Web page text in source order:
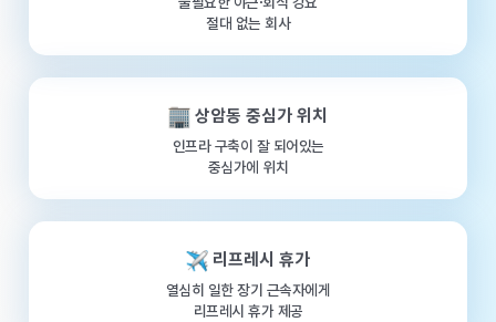
절대 없는 회사
상암동 중심가 위치
인프라 구축이 잘 되어있는
중심가에 위치
리프레시 휴가
열심히 일한 장기 근속자에게
리프레시 휴가 제공